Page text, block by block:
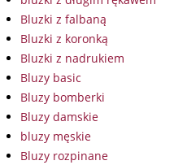
Bluzki z falbaną
Bluzki z koronką
Bluzki z nadrukiem
Bluzy basic
Bluzy bomberki
Bluzy damskie
bluzy męskie
Bluzy rozpinane